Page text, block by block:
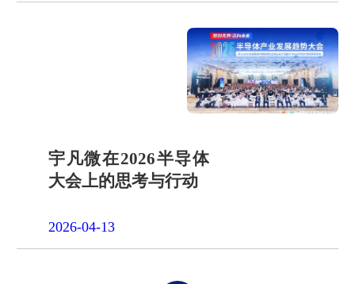
宇凡微在2026半导体
大会上的思考与行动
2026-04-13